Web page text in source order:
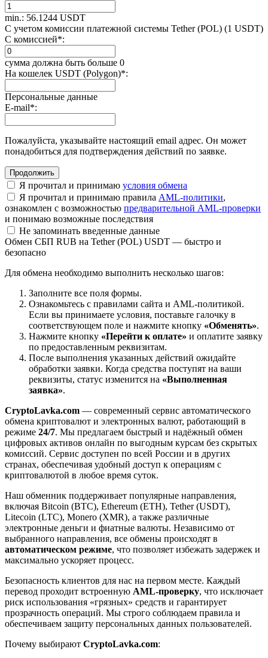
min.: 56.1244 USDT
С учетом комиссии платежной системы Tether (POL) (1 USDT)
С комиссией*:
сумма должна быть больше 0
На кошелек USDT (Polygon)*:
Персональные данные
E-mail*:
Пожалуйста, указывайте настоящий email адрес. Он может
понадобиться для подтверждения действий по заявке.
Я прочитал и принимаю условия обмена
Я прочитал и принимаю правила AML-политики,
ознакомлен с возможностью предварительной AML-проверки
и понимаю возможные последствия
Не запоминать введенные данные
Обмен СБП RUB на Tether (POL) USDT — быстро и
безопасно
Для обмена необходимо выполнить несколько шагов:
Заполните все поля формы.
Ознакомьтесь с правилами сайта и AML-политикой.
Если вы принимаете условия, поставьте галочку в
соответствующем поле и нажмите кнопку «Обменять».
Нажмите кнопку «Перейти к оплате» и оплатите заявку
по предоставленным реквизитам.
После выполнения указанных действий ожидайте
обработки заявки. Когда средства поступят на ваши
реквизиты, статус изменится на «Выполненная
заявка».
CryptoLavka.com — современный сервис автоматического
обмена криптовалют и электронных валют, работающий в
режиме 24/7. Мы предлагаем быстрый и надёжный обмен
цифровых активов онлайн по выгодным курсам без скрытых
комиссий. Сервис доступен по всей России и в других
странах, обеспечивая удобный доступ к операциям с
криптовалютой в любое время суток.
Наш обменник поддерживает популярные направления,
включая Bitcoin (BTC), Ethereum (ETH), Tether (USDT),
Litecoin (LTC), Monero (XMR), а также различные
электронные деньги и фиатные валюты. Независимо от
выбранного направления, все обмены происходят в
автоматическом режиме, что позволяет избежать задержек и
максимально ускоряет процесс.
Безопасность клиентов для нас на первом месте. Каждый
перевод проходит встроенную AML-проверку, что исключает
риск использования «грязных» средств и гарантирует
прозрачность операций. Мы строго соблюдаем правила и
обеспечиваем защиту персональных данных пользователей.
Почему выбирают CryptoLavka.com: